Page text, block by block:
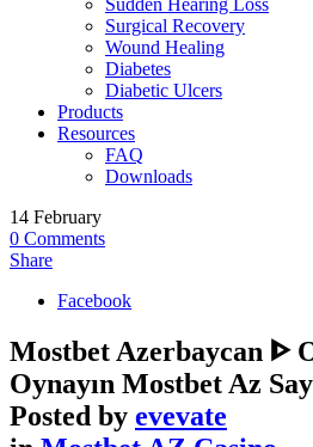
Sudden Hearing Loss
Surgical Recovery
Wound Healing
Diabetes
Diabetic Ulcers
Products
Resources
FAQ
Downloads
14 February
0 Comments
Share
Facebook
Mostbet Azerbaycan ᐈ
Oynayın Mostbet Az
Posted by evevate